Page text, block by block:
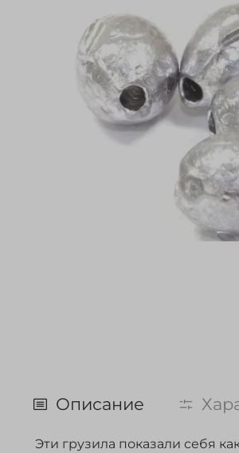
Описание
Эти грузила показали себя